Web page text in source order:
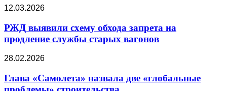
12.03.2026
РЖД выявили схему обхода запрета на
продление службы старых вагонов
28.02.2026
Глава «Самолета» назвала две «глобальные